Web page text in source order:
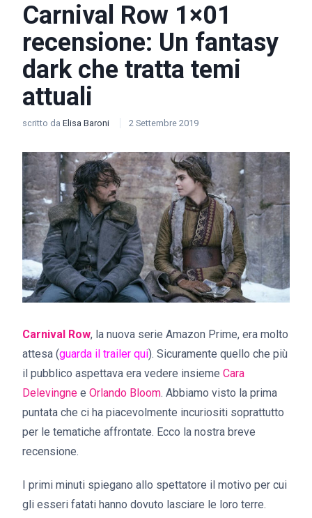
Carnival Row 1×01
recensione: Un fantasy
dark che tratta temi
attuali
scritto da Elisa Baroni 2 Settembre 2019
Carnival Row, la nuova serie Amazon Prime, era molto
attesa (guarda il trailer qui). Sicuramente quello che più
il pubblico aspettava era vedere insieme Cara
Delevingne e Orlando Bloom. Abbiamo visto la prima
puntata che ci ha piacevolmente incuriositi soprattutto
per le tematiche affrontate. Ecco la nostra breve
recensione.
I primi minuti spiegano allo spettatore il motivo per cui
gli esseri fatati hanno dovuto lasciare le loro terre.